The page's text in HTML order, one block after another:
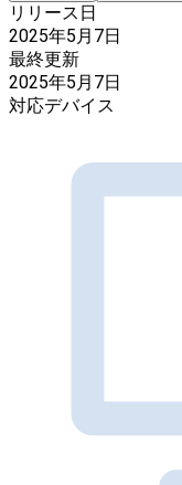
リリース日
2025年5月7日
最終更新
2025年5月7日
対応デバイス